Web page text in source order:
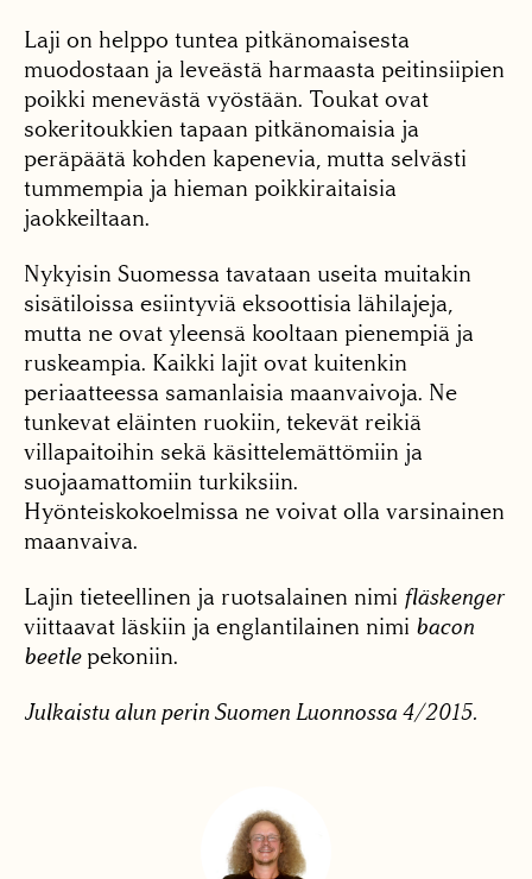
Laji on helppo tuntea pitkänomaisesta
muodostaan ja leveästä harmaasta peitinsiipien
poikki menevästä vyöstään. Toukat ovat
sokeritoukkien tapaan pitkänomaisia ja
peräpäätä kohden kapenevia, mutta selvästi
tummempia ja hieman poikkiraitaisia
jaokkeiltaan.
Nykyisin Suomessa tavataan useita muitakin
sisätiloissa esiintyviä eksoottisia lähilajeja,
mutta ne ovat yleensä kooltaan pienempiä ja
ruskeampia. Kaikki lajit ovat kuitenkin
periaatteessa samanlaisia maanvaivoja. Ne
tunkevat eläinten ruokiin, tekevät reikiä
villapaitoihin sekä käsittelemättömiin ja
suojaamattomiin turkiksiin.
Hyönteiskokoelmissa ne voivat olla varsinainen
maanvaiva.
Lajin tieteellinen ja ruotsalainen nimi fläskenger
viittaavat läskiin ja englantilainen nimi bacon
beetlepekoniin.
Julkaistu alun perin Suomen Luonnossa 4/2015.